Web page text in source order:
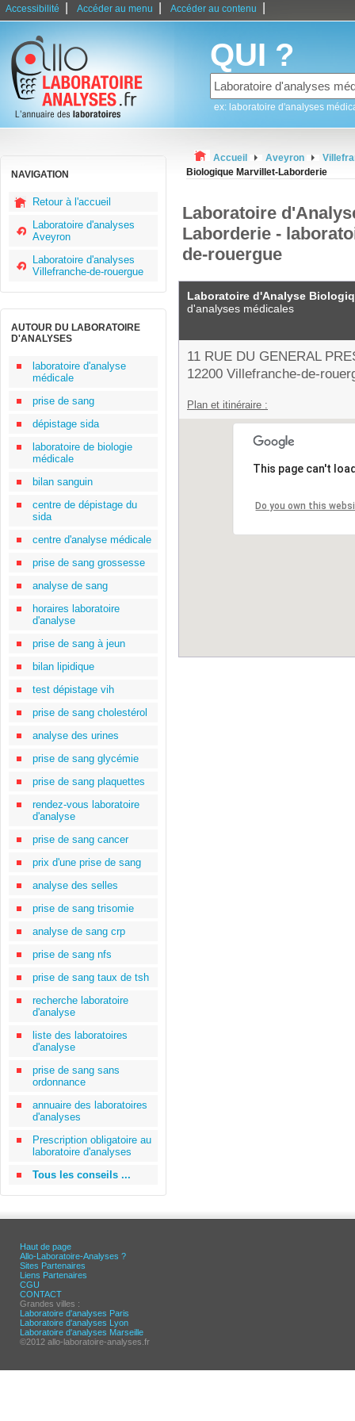
Accessibilité Accéder au menu Accéder au contenu
QUI ?
ex: laboratoire d'analyses
NAVIGATION
Retour à l'accueil
Laboratoire d'analyses
Aveyron
Laboratoire d'analyses
Villefranche-de-rouergue
AUTOUR DU LABORATOIRE
D'ANALYSES
laboratoire d'analyse
médicale
prise de sang
dépistage sida
laboratoire de biologie
médicale
bilan sanguin
centre de dépistage du
sida
centre d'analyse médicale
prise de sang grossesse
analyse de sang
horaires laboratoire
d'analyse
prise de sang à jeun
bilan lipidique
test dépistage vih
prise de sang cholestérol
analyse des urines
prise de sang glycémie
prise de sang plaquettes
rendez-vous laboratoire
d'analyse
prise de sang cancer
prix d'une prise de sang
analyse des selles
prise de sang trisomie
analyse de sang crp
prise de sang nfs
prise de sang taux de tsh
recherche laboratoire
d'analyse
liste des laboratoires
d'analyse
prise de sang sans
ordonnance
annuaire des laboratoires
d'analyses
Prescription obligatoire au
laboratoire d'analyses
Tous les conseils ...
Accueil Aveyron
Biologique Marvillet-Laborderie
Laboratoire
Laborderie -
de-rouergue
Laboratoire d'Analyse
d'analyses médicales
11 RUE DU GENERAL
12200 Villefranche-de-
Plan et itinéraire :
This page can't
Do you own this
Haut de page
Allo-Laboratoire-Analyses ?
Sites Partenaires
Liens Partenaires
CGU
CONTACT
Grandes villes :
Laboratoire d'analyses Paris
Laboratoire d'analyses Lyon
Laboratoire d'analyses Marseille
©2012 allo-laboratoire-analyses.fr